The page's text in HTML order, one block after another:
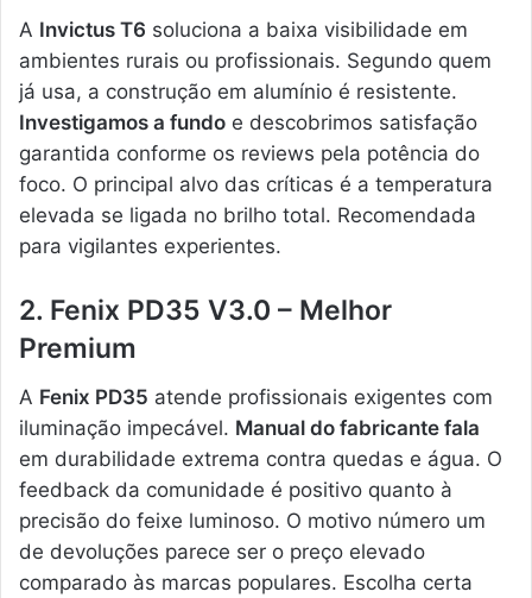
A Invictus T6 soluciona a baixa visibilidade em
ambientes rurais ou profissionais. Segundo quem
já usa, a construção em alumínio é resistente.
Investigamos a fundo e descobrimos satisfação
garantida conforme os reviews pela potência do
foco. O principal alvo das críticas é a temperatura
elevada se ligada no brilho total. Recomendada
para vigilantes experientes.
2. Fenix PD35 V3.0 – Melhor
Premium
A Fenix PD35 atende profissionais exigentes com
iluminação impecável. Manual do fabricante fala
em durabilidade extrema contra quedas e água. O
feedback da comunidade é positivo quanto à
precisão do feixe luminoso. O motivo número um
de devoluções parece ser o preço elevado
comparado às marcas populares. Escolha certa